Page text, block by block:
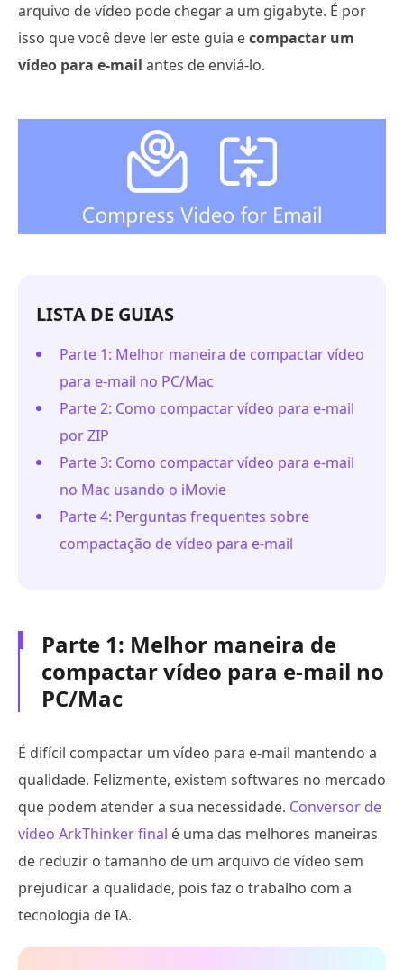
arquivo de vídeo pode chegar a um gigabyte. É por
isso que você deve ler este guia ecompactar um
vídeo para e-mail antes de enviá-lo.
LISTA DE GUIAS
Parte 1: Melhor maneira de compactar vídeo
para e-mail no PC/Mac
Parte 2: Como compactar vídeo para e-mail
por ZIP
Parte 3: Como compactar vídeo para e-mail
no Mac usando o iMovie
Parte 4: Perguntas frequentes sobre
compactação de vídeo para e-mail
Parte 1: Melhor maneira de
compactar vídeo para e-mail no
PC/Mac
É difícil compactar um vídeo para e-mail mantendo a
qualidade. Felizmente, existem softwares no mercado
que podem atender a sua necessidade. Conversor de
vídeo ArkThinker final é uma das melhores maneiras
de reduzir o tamanho de um arquivo de vídeo sem
prejudicar a qualidade, pois faz o trabalho com a
tecnologia de IA.